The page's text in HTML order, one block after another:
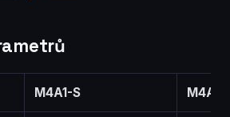
M4A1-S M4A4